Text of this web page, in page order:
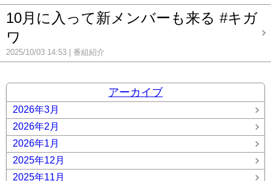
10月に入って新メンバーも来る #キガ
ワ
2025/10/03 14:53 番組紹介
アーカイブ
2026年3月
2026年2月
2026年1月
2025年12月
2025年11月